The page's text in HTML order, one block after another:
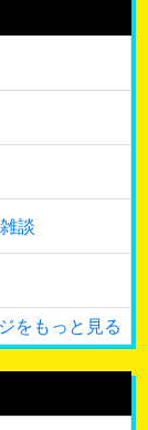
談
をもっと見る